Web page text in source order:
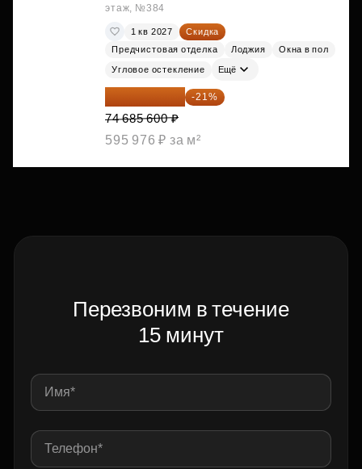
этаж, №384
1 кв 2027
Скидка
Предчистовая отделка
Лоджия Окна в пол
Угловое остекление Ещё
59 001 624 ₽ -21%
74 685 600 ₽
595 976 ₽ за м²
Перезвоним в течение
15 минут